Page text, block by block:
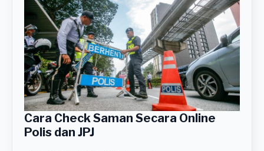
Cara Check Saman Secara Online
Polis dan JPJ